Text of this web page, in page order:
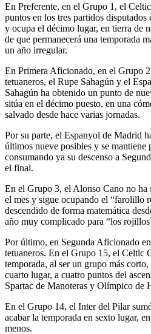
En Preferente, en el Grupo 1, el
puntos en los tres partidos
y ocupa el décimo lugar, en tierra de
de que permanecerá una temporada
un año irregular.
En Primera Aficionado, en el Grupo
tetuaneros, el Rupe Sahagún y el
Sahagún ha obtenido un punto de
sitúa en el décimo puesto, en una
salvado desde hace varias jornadas.
Por su parte, el Espanyol de Madrid
últimos nueve posibles y se mantiene
consumando ya su descenso a
el final.
En el Grupo 3, el Alonso Cano no ha
el mes y sigue ocupando el “farolillo
descendido de forma matemática
año muy complicado para “los
Por último, en Segunda Aficionado
tetuaneros. En el Grupo 15, el Celtic
temporada, al ser un grupo más
cuarto lugar, a cuatro puntos del
Spartac de Manoteras y Olímpico de
En el Grupo 14, el Inter del Pilar
acabar la temporada en sexto lugar,
menos.